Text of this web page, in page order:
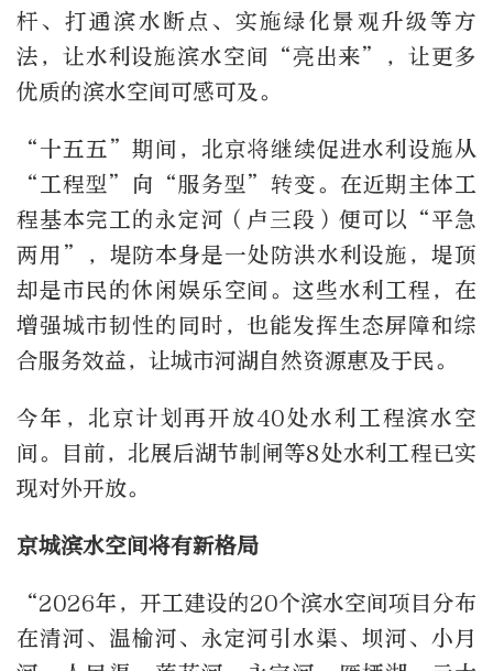
杆、打通滨水断点、实施绿化景观升级等方
法，让水利设施滨水空间“亮出来”，让更多
优质的滨水空间可感可及。
“十五五”期间，北京将继续促进水利设施从
“工程型”向“服务型”转变。在近期主体工
程基本完工的永定河（卢三段）便可以“平急
两用”，堤防本身是一处防洪水利设施，堤顶
却是市民的休闲娱乐空间。这些水利工程，在
增强城市韧性的同时，也能发挥生态屏障和综
合服务效益，让城市河湖自然资源惠及于民。
今年，北京计划再开放40处水利工程滨水空
间。目前，北展后湖节制闸等8处水利工程已实
现对外开放。
京城滨水空间将有新格局
“2026年，开工建设的20个滨水空间项目分布
在清河、温榆河、永定河引水渠、坝河、小月